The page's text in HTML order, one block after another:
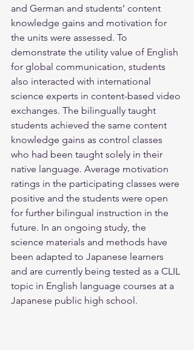
and German and students’ content
knowledge gains and motivation for
the units were assessed. To
demonstrate the utility value of English
for global communication, students
also interacted with international
science experts in content-based video
exchanges. The bilingually taught
students achieved the same content
knowledge gains as control classes
who had been taught solely in their
native language. Average motivation
ratings in the participating classes were
positive and the students were open
for further bilingual instruction in the
future. In an ongoing study, the
science materials and methods have
been adapted to Japanese learners
and are currently being tested as a CLIL
topic in English language courses at a
Japanese public high school.